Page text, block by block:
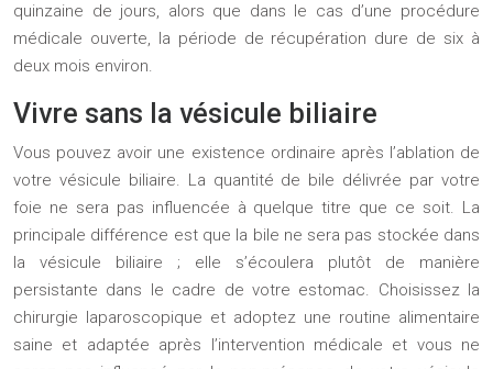
quinzaine de jours, alors que dans le cas d’une procédure
médicale ouverte, la période de récupération dure de six à
deux mois environ.
Vivre sans la vésicule biliaire
Vous pouvez avoir une existence ordinaire après l’ablation de
votre vésicule biliaire. La quantité de bile délivrée par votre
foie ne sera pas influencée à quelque titre que ce soit. La
principale différence est que la bile ne sera pas stockée dans
la vésicule biliaire ; elle s’écoulera plutôt de manière
persistante dans le cadre de votre estomac. Choisissez la
chirurgie laparoscopique et adoptez une routine alimentaire
saine et adaptée après l’intervention médicale et vous ne